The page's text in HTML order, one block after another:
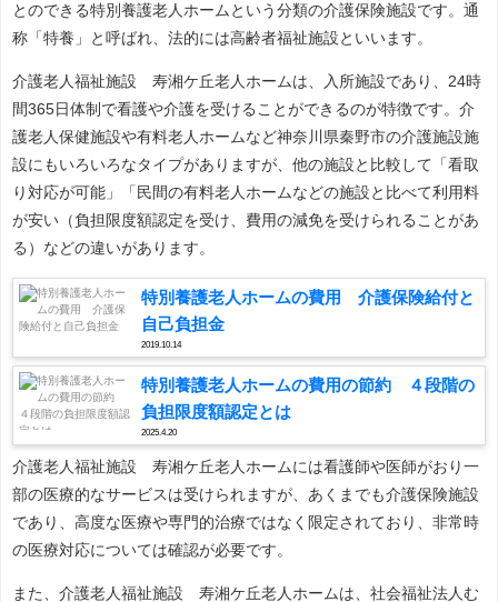
とのできる特別養護老人ホームという分類の介護保険施設です。通
称「特養」と呼ばれ、法的には高齢者福祉施設といいます。
介護老人福祉施設 寿湘ケ丘老人ホームは、入所施設であり、24時
間365日体制で看護や介護を受けることができるのが特徴です。介
護老人保健施設や有料老人ホームなど神奈川県秦野市の介護施設施
設にもいろいろなタイプがありますが、他の施設と比較して「看取
り対応が可能」「民間の有料老人ホームなどの施設と比べて利用料
が安い（負担限度額認定を受け、費用の減免を受けられることがあ
る）などの違いがあります。
特別養護老人ホームの費用 介護保険給付と
自己負担金
2019.10.14
特別養護老人ホームの費用の節約 ４段階の
負担限度額認定とは
2025.4.20
介護老人福祉施設 寿湘ケ丘老人ホームには看護師や医師がおり一
部の医療的なサービスは受けられますが、あくまでも介護保険施設
であり、高度な医療や専門的治療ではなく限定されており、非常時
の医療対応については確認が必要です。
また、介護老人福祉施設 寿湘ケ丘老人ホームは、社会福祉法人む